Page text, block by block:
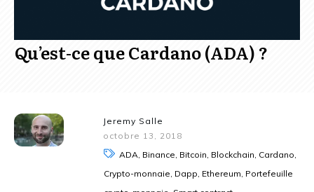
Qu’est-ce que Cardano (ADA) ?
Jeremy Salle
octobre 13, 2018
ADA, Binance, Bitcoin, Blockchain, Cardano,
Crypto-monnaie, Dapp, Ethereum, Portefeuille